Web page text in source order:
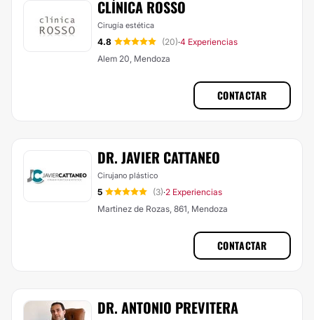
CLÍNICA ROSSO
Cirugía estética
4.8 (20)·4 Experiencias
Alem 20, Mendoza
CONTACTAR
DR. JAVIER CATTANEO
Cirujano plástico
5 (3)·2 Experiencias
Martinez de Rozas, 861, Mendoza
CONTACTAR
DR. ANTONIO PREVITERA